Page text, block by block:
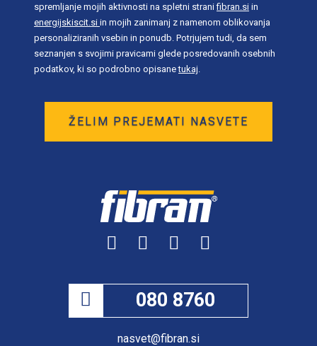
spremljanje mojih aktivnosti na spletni stranifibran.si in
energijskiscit.si in mojih zanimanj z namenom oblikovanja
personaliziranih vsebin in ponudb. Potrjujem tudi, da sem
seznanjen s svojimi pravicami glede posredovanih osebnih
podatkov, ki so podrobno opisanetukaj
080 8760
nasvet@fibran.si